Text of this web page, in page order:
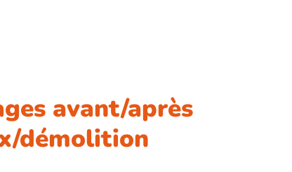
avant/après
démolition